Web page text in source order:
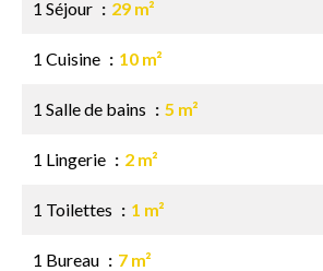
1 Séjour 29 m²
1 Cuisine 10 m²
1 Salle de bains 5 m²
1 Lingerie 2 m²
1 Toilettes 1 m²
1 Bureau 7 m²